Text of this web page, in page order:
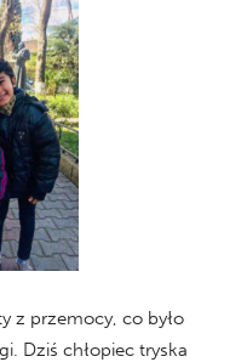
z przemocy, co było
Dziś chłopiec tryska